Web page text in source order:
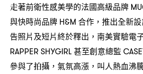
走著前衛性感美學的法國高級品牌
與快時尚品牌 H&M 合作 ， 推出全新
告照片及短片終於釋出 ， 南美實驗電
RAPPER SHYGIRL甚至創意總監
參與了拍攝 ， 氣氛高漲 ， 叫人熱血沸